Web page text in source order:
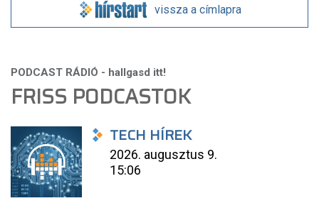
vissza a címlapra
FRISS PODCASTOK
TECH HÍREK
2026. augusztus 9.
15:06